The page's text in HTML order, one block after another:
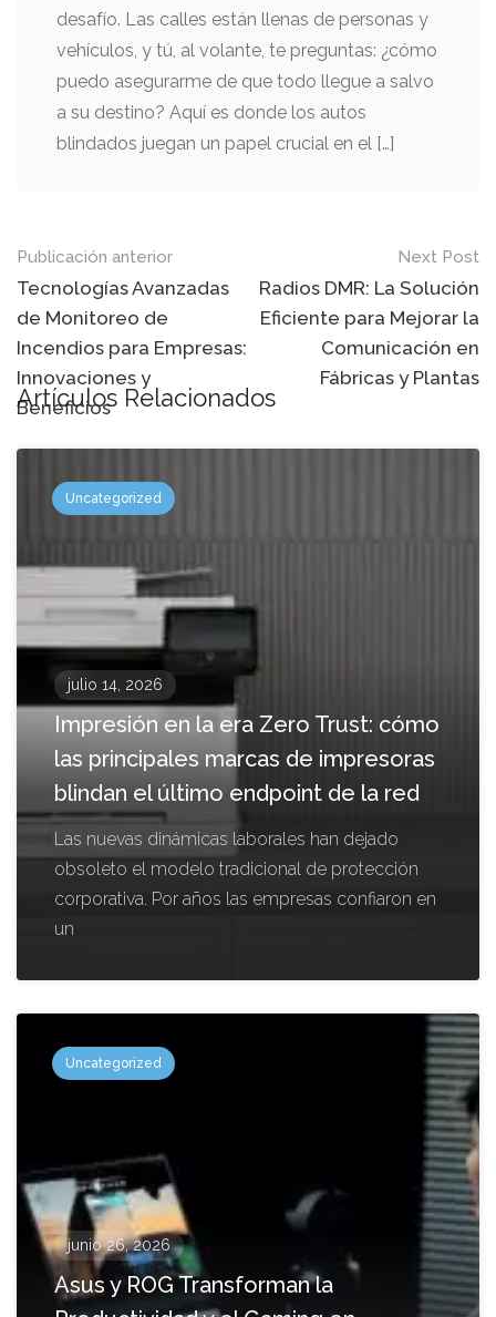
desafío. Las calles están llenas de personas y
vehículos, y tú, al volante, te preguntas: ¿cómo
puedo asegurarme de que todo llegue a salvo
a su destino? Aquí es donde los autos
blindados juegan un papel crucial en el […]
Mensaje
de
navegación
Publicación anterior
Tecnologías Avanzadas
de Monitoreo de
Incendios para Empresas:
Innovaciones y
Beneficios
Next Post
Radios DMR: La Solución
Eficiente para Mejorar la
Comunicación en
Fábricas y Plantas
Artículos Relacionados
Uncategorized
julio 14, 2026
Impresión en la era Zero Trust: cómo
las principales marcas de impresoras
blindan el último endpoint de la red
Las nuevas dinámicas laborales han dejado
obsoleto el modelo tradicional de protección
corporativa. Por años las empresas confiaron en
un
Uncategorized
junio 26, 2026
Asus y ROG Transforman la